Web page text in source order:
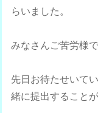
らいました。
みなさんご苦労様
先日お待たせいて
緒に提出すること